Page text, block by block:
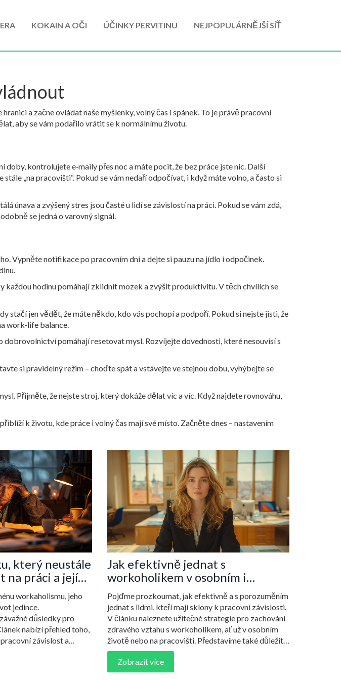
KOKAIN A OČI ÚČINKY PERVITINU NEJPOPULÁRNĚJŠÍ SÍŤ
a začne ovládat naše myšlenky, volný čas i spánek. To je právě pracovní
aby se vám podařilo vrátit se k normálnímu životu.
kontrolujete e‑maily přes noc a máte pocit, že bez práce jste nic. Další
„na pracovišti“. Pokud se vám nedaří odpočívat, i když máte volno, a často si
únava a zvýšený stres jsou časté u lidí se závislostí na práci. Pokud se vám zdá,
se jedná o varovný signál.
Vypněte notifikace po pracovním dni a dejte si pauzu na jídlo i odpočinek.
každou hodinu pomáhají zklidnit mozek a zvýšit produktivitu. V těch chvílích se
jen vědět, že máte někdo, kdo vás pochopí a podpoří. Pokud si nejste jisti, že
work‑life balance.
pomáhají resetovat mysl. Rozvíjejte dovednosti, které nesouvisí s
si pravidelný režim – choďte spát a vstávejte ve stejnou dobu, vyhýbejte se
Přijměte, že nejste stroj, který dokáže dělat víc a víc. Když najdete rovnováhu,
k životu, kde práce i volný čas mají své místo. Začněte dnes – nastavením
který neustále
na práci a její
workaholismu, jeho
jedince.
důsledky pro
nabízí přehled toho,
závislost a
rovnováhy mezi prací a
jsou i tipy od odborníků
Jak efektivně jednat s
workoholikem v osobním i
pracovním životě
Pojďme prozkoumat, jak efektivně a s porozuměním
jednat s lidmi, kteří mají sklony k pracovní závislosti.
V článku naleznete užitečné strategie pro zachování
zdravého vztahu s workoholikem, ať už v osobním
životě nebo na pracovišti. Představíme také důležité
tipy, jak pomoci těmto jedincům dosáhnout lepší
rovnováhy mezi prací a osobním životem.
Zobrazit více